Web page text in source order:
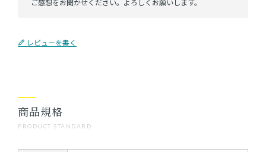
レビューを書く
PRODUCT STANDARD
商品規格